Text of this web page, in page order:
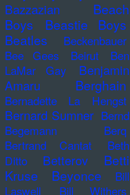
Bazzazian
Beach
Boys
Beastie Boys
Beatles
Beckenbauer
Bee Gees
Beirut
Ben
LaMar Gay
Benjamin
Amaru
Berghain
Bernadette La Hengst
Bernard Sumner Bernd
Begemann
Berq
Bertrand Cantat
Beth
Ditto
Betterov
Betti
Kruse
Beyonce
Bill
Laswell
Bill Withers